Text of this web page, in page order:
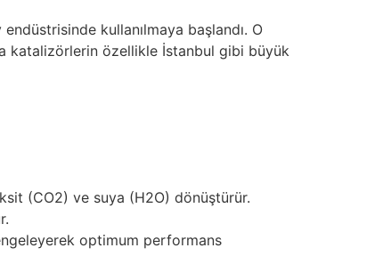
kullanılmaya başlandı. O
katalizörlerin özellikle İstanbul gibi büyük
(CO2) ve suya (H2O) dönüştürür.
optimum performans